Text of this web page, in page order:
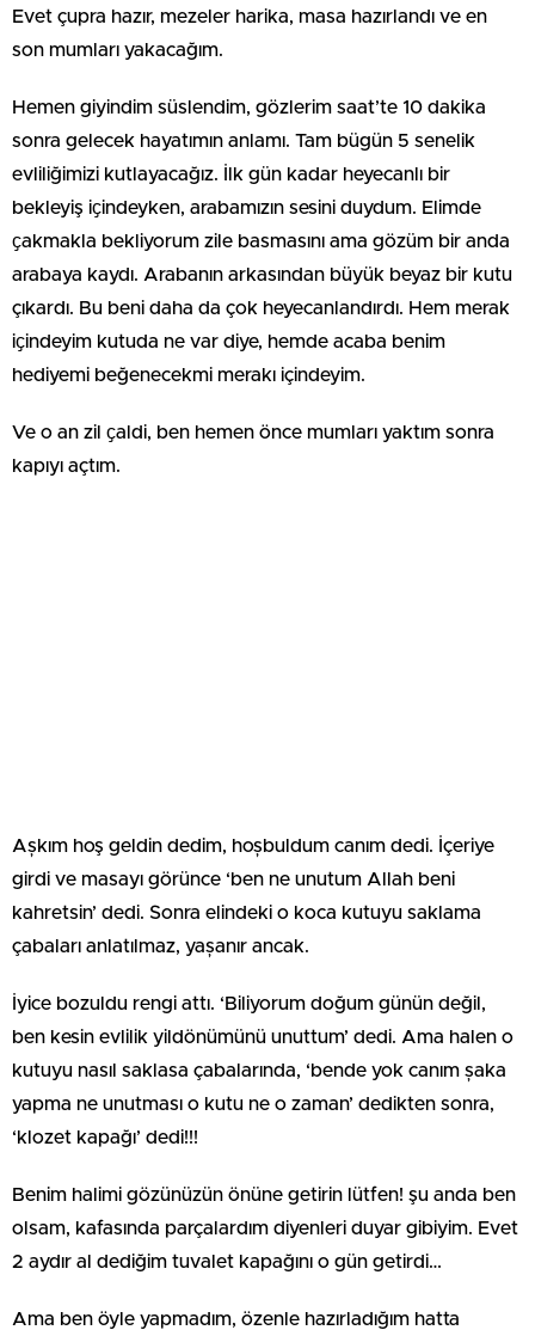
Evet çupra hazır, mezeler harika, masa hazırlandı ve en
son mumları yakacağım.
Hemen giyindim süslendim, gözlerim saat’te 10 dakika
sonra gelecek hayatımın anlamı. Tam bügün 5 senelik
evliliğimizi kutlayacağız. İlk gün kadar heyecanlı bir
bekleyiş iҫindeyken, arabamızın sesini duydum. Elimde
ҫakmakla bekliyorum zile basmasını ama gözüm bir anda
arabaya kaydı. Arabanın arkasından büyük beyaz bir kutu
çıkardı. Bu beni daha da çok heyecanlandırdı. Hem merak
iҫindeyim kutuda ne var diye, hemde acaba benim
hediyemi beğenecekmi merakı içindeyim.
Ve o an zil ҫaldi, ben hemen önce mumları yaktım sonra
kapıyı açtım.
Așkım hoş geldin dedim, hoșbuldum canım dedi. İçeriye
girdi ve masayı görünce ‘ben ne unutum Allah beni
kahretsin’ dedi. Sonra elindeki o koca kutuyu saklama
çabaları anlatılmaz, yașanır ancak.
İyice bozuldu rengi attı. ‘Biliyorum doğum günün değil,
ben kesin evlilik yildönümünü unuttum’ dedi. Ama halen o
kutuyu nasıl saklasa çabalarında, ‘bende yok canım șaka
yapma ne unutması o kutu ne o zaman’ dedikten sonra,
‘klozet kapağı’ dedi!!!
Benim halimi gözünüzün önüne getirin lütfen! şu anda ben
olsam, kafasında parçalardım diyenleri duyar gibiyim. Evet
2 aydır al dediğim tuvalet kapağını o gün getirdi…
Ama ben öyle yapmadım, özenle hazırladığım hatta